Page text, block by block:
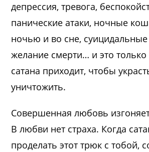
депрессия, тревога,
панические атаки, ночные
ночью и во сне,
желание смерти… и это
сатана приходит, чтобы
уничтожить.
Совершенная любовь
В любви нет страха. Когда
проделать этот трюк с тобой,